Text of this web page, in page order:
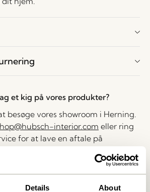
Details About
et kig på vores produkter?
besøge vores showroom i Herning.
interior.com eller ring
for at lave en aftale på